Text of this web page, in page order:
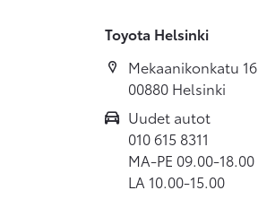
Toyota Helsinki
Mekaanikonkatu 16
00880 Helsinki
Uudet autot
010 615 8311
MA-PE 09.00-18.00
LA 10.00-15.00